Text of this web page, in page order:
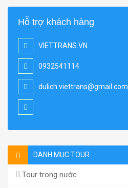
Hỗ trợ khách hàng
VIETTRANS.VN
0932541114
dulich.viettrans@gmail.com
DANH MỤC TOUR
Tour trong nước